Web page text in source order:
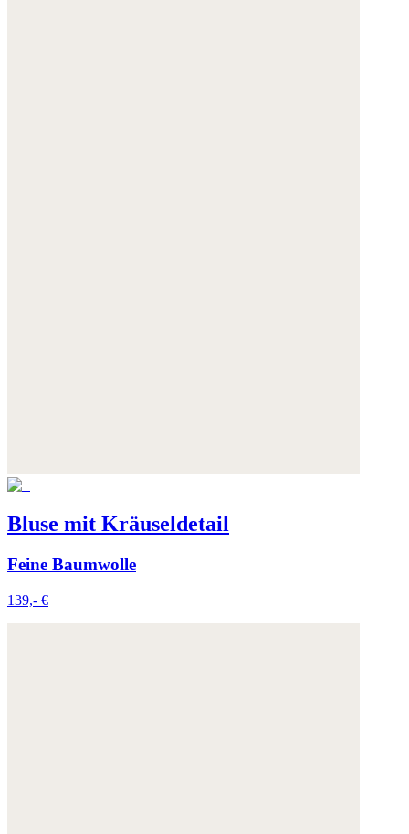
Bluse mit Kräuseldetail
Feine Baumwolle
139,- €